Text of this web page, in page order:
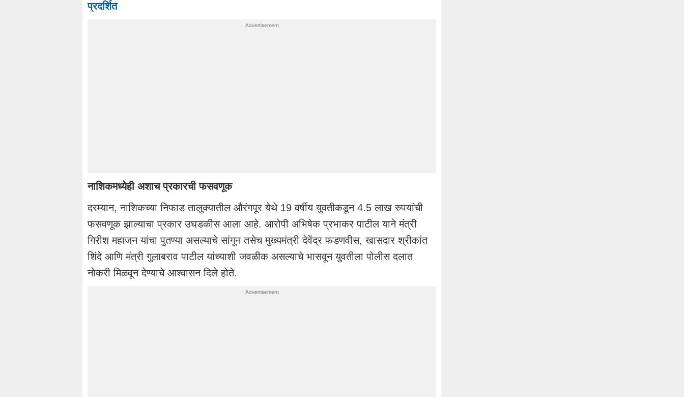
प्रदर्शित
नाशिकमध्येही अशाच प्रकारची फसवणूक
दरम्यान, नाशिकच्या निफाड तालुक्यातील औरंगपूर येथे 19 वर्षीय युवतीकडून 4.5 लाख रुपयांची
फसवणूक झाल्याचा प्रकार उघडकीस आला आहे. आरोपी अभिषेक प्रभाकर पाटील याने मंत्री
गिरीश महाजन यांचा पुतण्या असल्याचे सांगून तसेच मुख्यमंत्री देवेंद्र फडणवीस, खासदार श्रीकांत
शिंदे आणि मंत्री गुलाबराव पाटील यांच्याशी जवळीक असल्याचे भासवून युवतीला पोलीस दलात
नोकरी मिळवून देण्याचे आश्वासन दिले होते.